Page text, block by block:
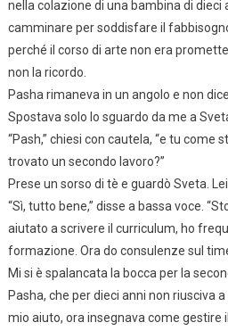
nella colazione di una bambina di dieci
camminare per soddisfare il
perché il corso di arte non era
non la ricordo.
Pasha rimaneva in un angolo e non
Spostava solo lo sguardo da me a
“Pash,” chiesi con cautela, “e tu come
trovato un secondo lavoro?”
Prese un sorso di tè e guardò Sveta.
“Sì, tutto bene,” disse a bassa voce.
aiutato a scrivere il curriculum, ho
formazione. Ora do consulenze sul
Mi si è spalancata la bocca per la
Pasha, che per dieci anni non riusciva
mio aiuto, ora insegnava come gestire